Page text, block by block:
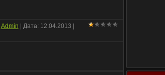
Admin | Дата: 12.04.2013